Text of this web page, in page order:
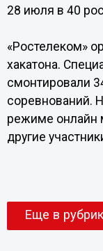
28 июля в 40
«Ростелеком»
хакатона.
смонтировали
соревнований.
режиме онлайн
другие
Еще в